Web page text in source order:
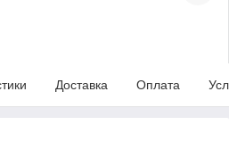
Доставка Оплата